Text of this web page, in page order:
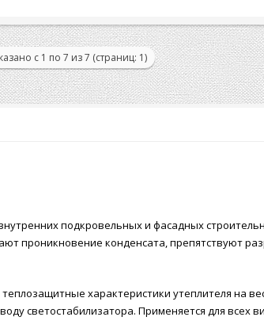
с 1 по 7 из 7 (страниц: 1)
подкровельных и фасадных
проникновение конденсата, препятствуют
характеристики утеплителя на
светостабилизатора. Применяется для всех